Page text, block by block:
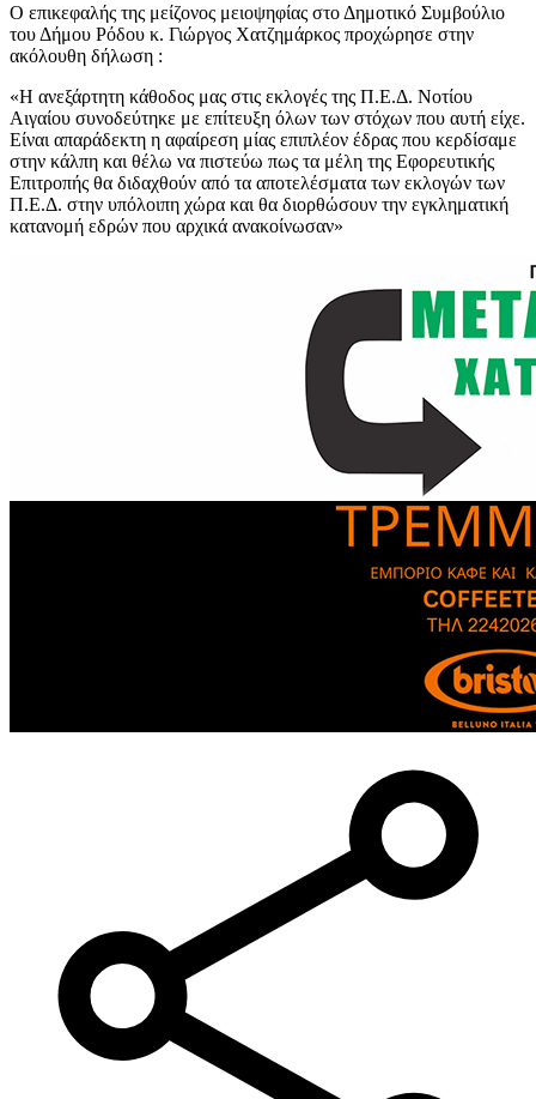
Ο επικεφαλής της μείζονος μειοψηφίας στο Δημοτικό Συμβούλιο
του Δήμου Ρόδου κ. Γιώργος Χατζημάρκος προχώρησε στην
ακόλουθη δήλωση :
«Η ανεξάρτητη κάθοδος μας στις εκλογές της Π.Ε.Δ. Νοτίου
Αιγαίου συνοδεύτηκε με επίτευξη όλων των στόχων που αυτή είχε.
Είναι απαράδεκτη η αφαίρεση μίας επιπλέον έδρας που κερδίσαμε
στην κάλπη και θέλω να πιστεύω πως τα μέλη της Εφορευτικής
Επιτροπής θα διδαχθούν από τα αποτελέσματα των εκλογών των
Π.Ε.Δ. στην υπόλοιπη χώρα και θα διορθώσουν την εγκληματική
κατανομή εδρών που αρχικά ανακοίνωσαν»